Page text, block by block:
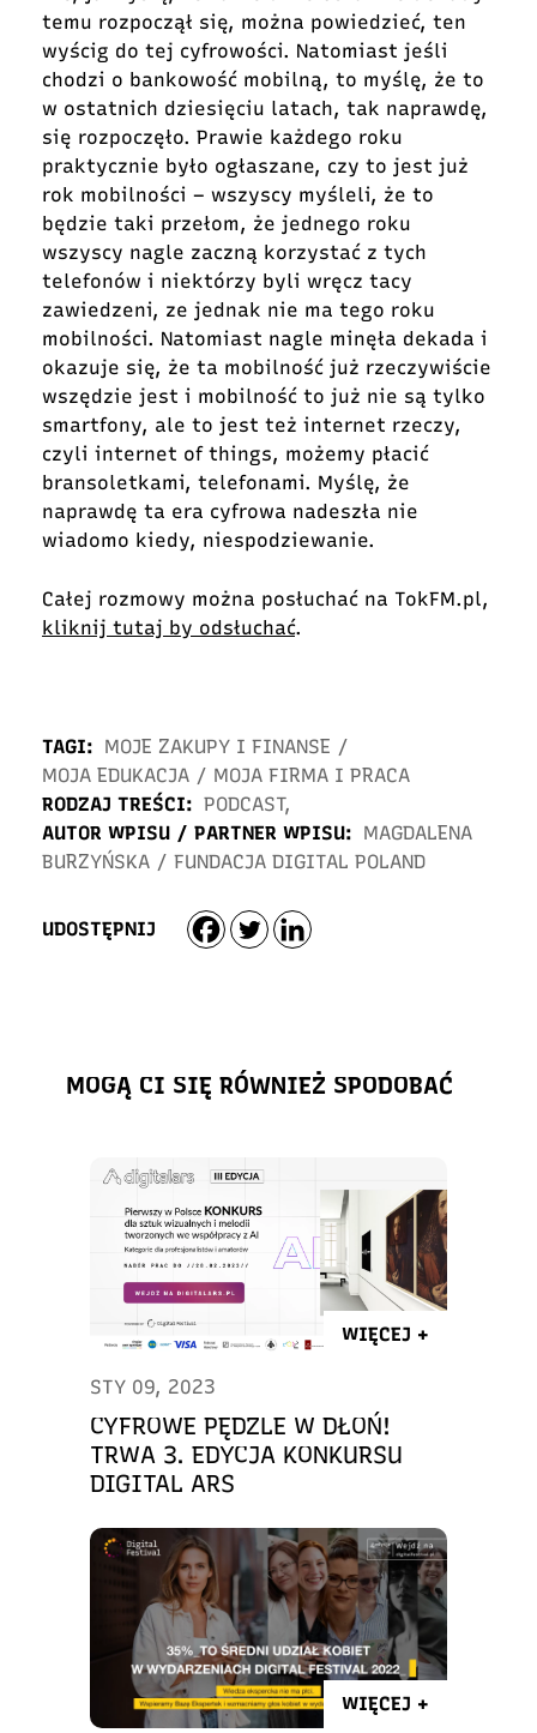
temu rozpoczął się, można powiedzieć, ten
wyścig do tej cyfrowości. Natomiast jeśli
chodzi o bankowość mobilną, to myślę, że to
w ostatnich dziesięciu latach, tak naprawdę,
się rozpoczęło. Prawie każdego roku
praktycznie było ogłaszane, czy to jest już
rok mobilności – wszyscy myśleli, że to
będzie taki przełom, że jednego roku
wszyscy nagle zaczną korzystać z tych
telefonów i niektórzy byli wręcz tacy
zawiedzeni, ze jednak nie ma tego roku
mobilności. Natomiast nagle minęła dekada i
okazuje się, że ta mobilność już rzeczywiście
wszędzie jest i mobilność to już nie są tylko
smartfony, ale to jest też internet rzeczy,
czyli internet of things, możemy płacić
bransoletkami, telefonami. Myślę, że
naprawdę ta era cyfrowa nadeszła nie
wiadomo kiedy, niespodziewanie.
Całej rozmowy można posłuchać na TokFM.pl,
kliknij tutaj by odsłuchać.
TAGI: MOJE ZAKUPY I FINANSE /
MOJA EDUKACJA / MOJA FIRMA I PRACA
RODZAJ TREŚCI: PODCAST,
AUTOR WPISU / PARTNER WPISU: MAGDALENA
BURZYŃSKA / FUNDACJA DIGITAL POLAND
UDOSTĘPNIJ
MOGĄ CI SIĘ RÓWNIEŻ SPODOBAĆ
WIĘCEJ +
STY 09, 2023
CYFROWE PĘDZLE W DŁOŃ!
TRWA 3. EDYCJA KONKURSU
DIGITAL ARS
WIĘCEJ +